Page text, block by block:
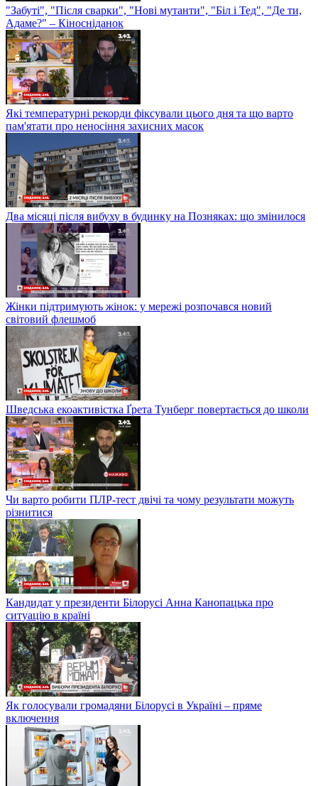
"Забуті", "Після сварки", "Нові мутанти", "Біл і Тед", "Де ти,
Адаме?" – Кіносніданок
Які температурні рекорди фіксували цього дня та що варто
пам'ятати про неносіння захисних масок
Два місяці після вибуху в будинку на Позняках: що змінилося
Жінки підтримують жінок: у мережі розпочався новий
світовий флешмоб
Шведська екоактивістка Ґрета Тунберг повертається до школи
Чи варто робити ПЛР-тест двічі та чому результати можуть
різнитися
Кандидат у президенти Білорусі Анна Канопацька про
ситуацію в країні
Як голосували громадяни Білорусі в Україні – пряме
включення